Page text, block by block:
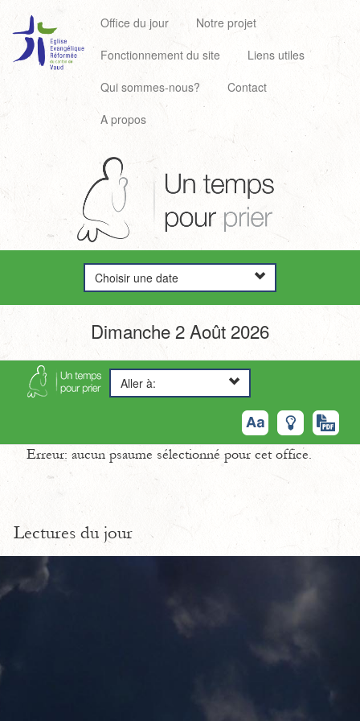
Office du jour
Notre projet
Fonctionnement du site
Liens utiles
Qui sommes-nous?
Contact
A propos
Choisir une date
Dimanche 2 Août 2026
Aller à:
Erreur: aucun psaume sélectionné pour cet office.
Lectures du jour